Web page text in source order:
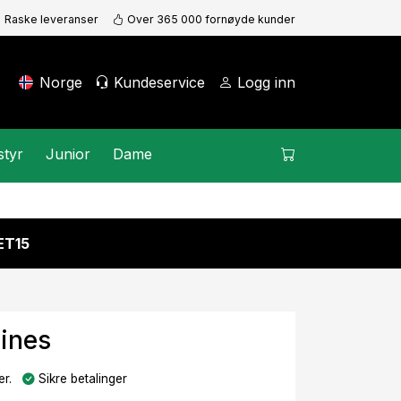
Raske leveranser Over 365 000 fornøyde kunder
Norge Kundeservice Logg inn
Junior Dame
Sikre betalinger